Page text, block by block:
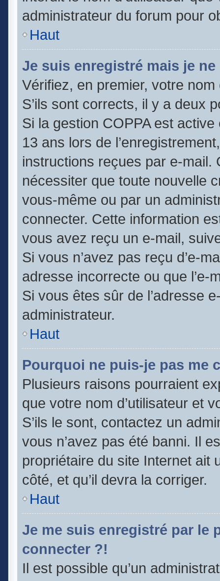
administrateur du forum pour
Haut
Je suis enregistré mais je
Vérifiez, en premier, votre
S’ils sont corrects, il y a deux
Si la gestion COPPA est
13 ans lors de
instructions reçues par e-mail.
nécessiter que toute nouvelle
vous-même ou par un
connecter. Cette information
vous avez reçu un e-mail,
Si vous n’avez pas reçu d’e-
adresse incorrecte ou que l’e-
Si vous êtes sûr de l’adresse
administrateur.
Haut
Pourquoi ne puis-je pas me
Plusieurs raisons pourraient
que votre nom d’utilisateur et
S’ils le sont, contactez un
vous n’avez pas été banni. Il
propriétaire du site Internet ait
côté, et qu’il devra la corriger.
Haut
Je me suis enregistré par le
connecter ?!
Il est possible qu’un